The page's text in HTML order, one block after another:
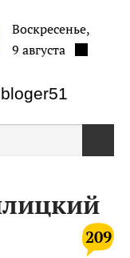
bloger51
Воскресенье,
9 августа
209